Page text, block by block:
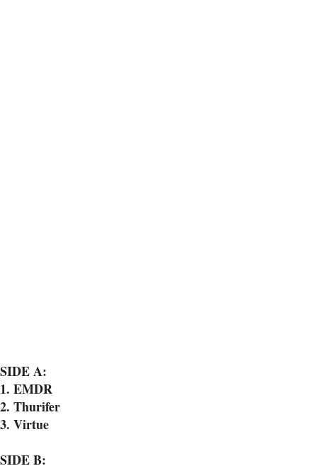
SIDE A:
1. EMDR
2. Thurifer
3. Virtue
SIDE B: